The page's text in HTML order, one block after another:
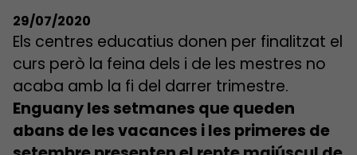
29/07/2020
Els centres educatius donen per finalitzat el
curs però la feina dels i de les mestres no
acaba amb la fi del darrer trimestre.
Enguany les setmanes que queden
abans de les vacances i les primeres de